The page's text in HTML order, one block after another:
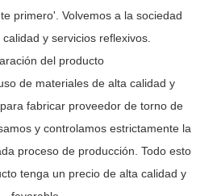
primero'. Volvemos a la sociedad
y servicios reflexivos.
del producto
de materiales de alta calidad y
fabricar proveedor de torno de
y controlamos estrictamente la
proceso de producción. Todo esto
tenga un precio de alta calidad y